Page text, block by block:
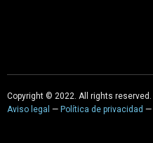
Copyright © 2022. All rights reserved.
Aviso legal — Política de privacidad —